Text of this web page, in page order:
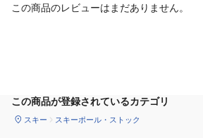
この商品のレビューはまだありません。
この商品が登録されているカテゴリ
スキー スキーポール・ストック